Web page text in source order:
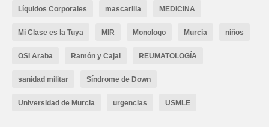
Líquidos Corporales mascarilla MEDICINA
Mi Clase es la Tuya MIR Monologo Murcia niños
OSI Araba Ramón y Cajal REUMATOLOGÍA
sanidad militar Síndrome de Down
Universidad de Murcia urgencias USMLE